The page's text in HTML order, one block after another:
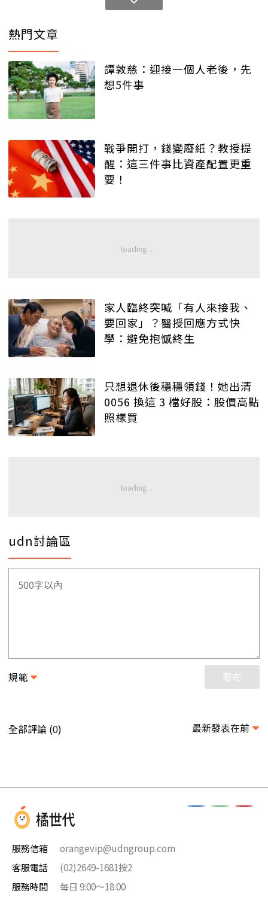
熱門文章
譚敦慈：迎接一個人老後，先
想5件事
戰爭開打，錢變廢紙？教授提
醒：這三件事比資產配置更重
要！
家人臨終突喊「有人來接我、
要回家」？醫授回應方式快
學：避免抱憾終生
只想退休後穩穩領錢！她出清
0056 換這 3 檔好股：股價高點
照樣買
udn討論區
規範 發布
全部評論 (0) 最新發表在前
服務信箱
orangevip@udngroup.com
客服電話
(02)2649-1681按2
服務時間
每日 9:00～18:00